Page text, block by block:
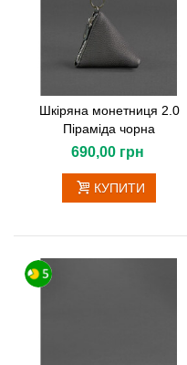
Шкіряна монетниця 2.0
Піраміда чорна
690,00 грн
КУПИТИ